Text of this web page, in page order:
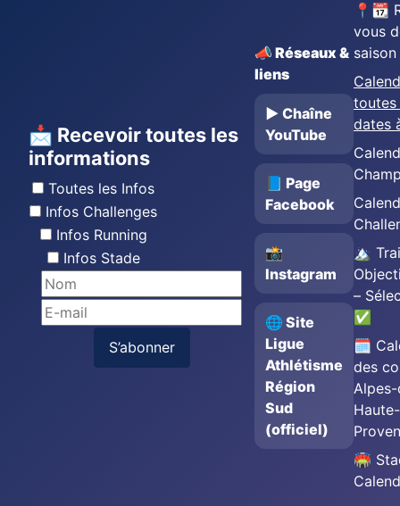
📩 Recevoir toutes les
informations
Toutes les Infos
Infos Challenges
Infos Running
Infos Stade
S’abonner
📣 Réseaux &
liens
▶️ Chaîne
YouTube
📘 Page
Facebook
📸
Instagram
🌐 Site
Ligue
Athlétisme
Région
Sud
(officiel)
📍📆
vous
saison
toutes
dates
🏔️
–
✅
🗓️
des
Haute-
🏟️